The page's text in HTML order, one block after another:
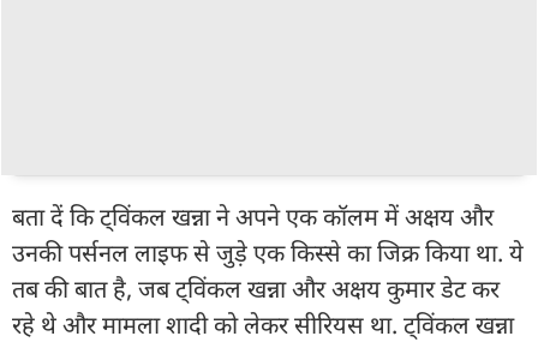
बता दें कि ट्विंकल खन्ना ने अपने एक कॉलम में अक्षय और
उनकी पर्सनल लाइफ से जुड़े एक किस्से का जिक्र किया था. ये
तब की बात है, जब ट्विंकल खन्ना और अक्षय कुमार डेट कर
रहे थे और मामला शादी को लेकर सीरियस था. ट्विंकल खन्ना